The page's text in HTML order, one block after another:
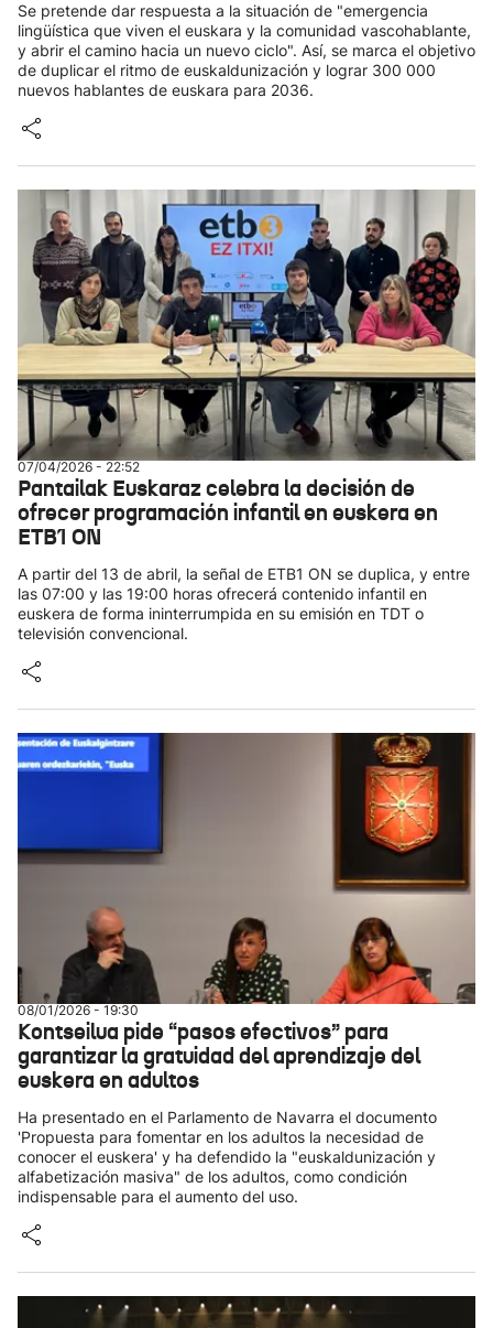
Se pretende dar respuesta a la situación de "emergencia
lingüística que viven el euskara y la comunidad vascohablante,
y abrir el camino hacia un nuevo ciclo". Así, se marca el objetivo
de duplicar el ritmo de euskaldunización y lograr 300 000
nuevos hablantes de euskara para 2036.
07/04/2026 - 22:52
Pantailak Euskaraz celebra la decisión de
ofrecer programación infantil en euskera en
ETB1 ON
A partir del 13 de abril, la señal de ETB1 ON se duplica, y entre
las 07:00 y las 19:00 horas ofrecerá contenido infantil en
euskera de forma ininterrumpida en su emisión en TDT o
televisión convencional.
08/01/2026 - 19:30
Kontseilua pide “pasos efectivos” para
garantizar la gratuidad del aprendizaje del
euskera en adultos
Ha presentado en el Parlamento de Navarra el documento
'Propuesta para fomentar en los adultos la necesidad de
conocer el euskera' y ha defendido la "euskaldunización y
alfabetización masiva" de los adultos, como condición
indispensable para el aumento del uso.